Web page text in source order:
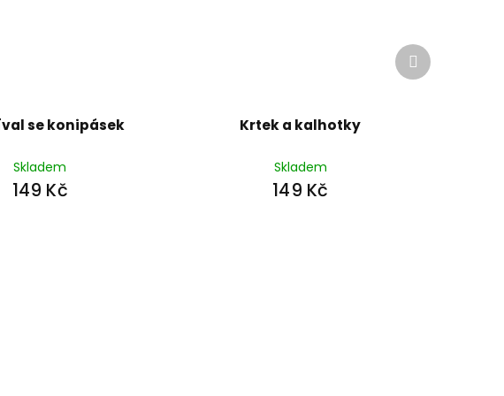
se konipásek
Skladem
149 Kč
Krtek a kalhotky
Skladem
149 Kč
Další
produkt